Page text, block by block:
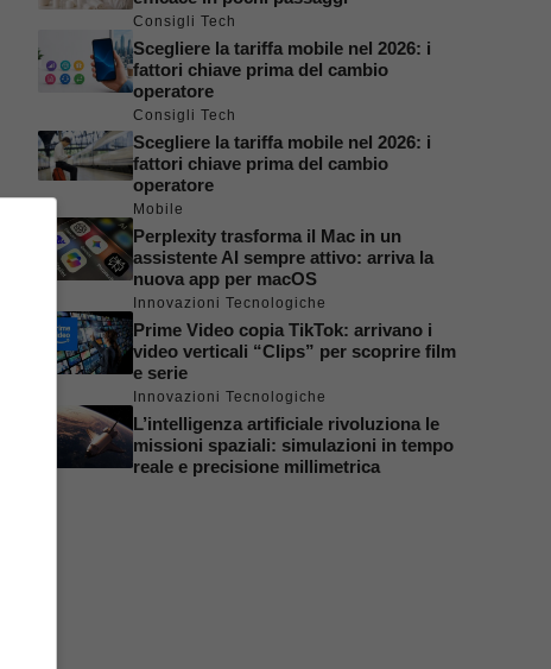
Consigli Tech
Scegliere la tariffa mobile nel 2026: i
fattori chiave prima del cambio
operatore
Consigli Tech
Scegliere la tariffa mobile nel 2026: i
fattori chiave prima del cambio
operatore
Mobile
Perplexity trasforma il Mac in un
assistente AI sempre attivo: arriva la
nuova app per macOS
Innovazioni Tecnologiche
Prime Video copia TikTok: arrivano i
video verticali “Clips” per scoprire film
e serie
Innovazioni Tecnologiche
L’intelligenza artificiale rivoluziona le
missioni spaziali: simulazioni in tempo
reale e precisione millimetrica